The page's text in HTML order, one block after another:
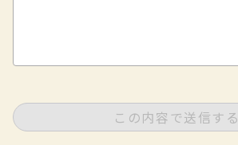
この内容で送信する